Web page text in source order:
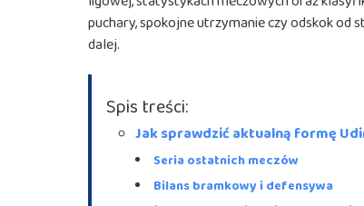
puchary, spokojne utrzymanie czy odskok od
dalej.
Spis treści:
Jak sprawdzić aktualną formę
Seria ostatnich meczów
Bilans bramkowy i defensywa